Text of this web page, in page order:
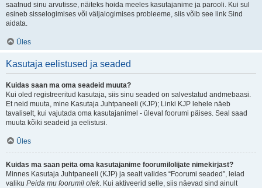
saatnud sinu arvutisse, näiteks hoida meeles kasutajanime ja parooli. Kui sul
esineb sisselogimises või väljalogimises probleeme, siis võib see link Sind
aidata.
Üles
Kasutaja eelistused ja seaded
Kuidas saan ma oma seadeid muuta?
Kui oled registreeritud kasutaja, siis sinu seaded on salvestatud andmebaasi.
Et neid muuta, mine Kasutaja Juhtpaneeli (KJP); Linki KJP lehele näeb
tavaliselt, kui vajutada oma kasutajanimel - üleval foorumi päises. Seal saad
muuta kõiki seadeid ja eelistusi.
Üles
Kuidas ma saan peita oma kasutajanime foorumilolijate nimekirjast?
Minnes Kasutaja Juhtpaneeli (KJP) ja sealt valides “Foorumi seaded”, leiad
valiku Peida mu foorumil olek. Kui aktiveerid selle, siis näevad sind ainult